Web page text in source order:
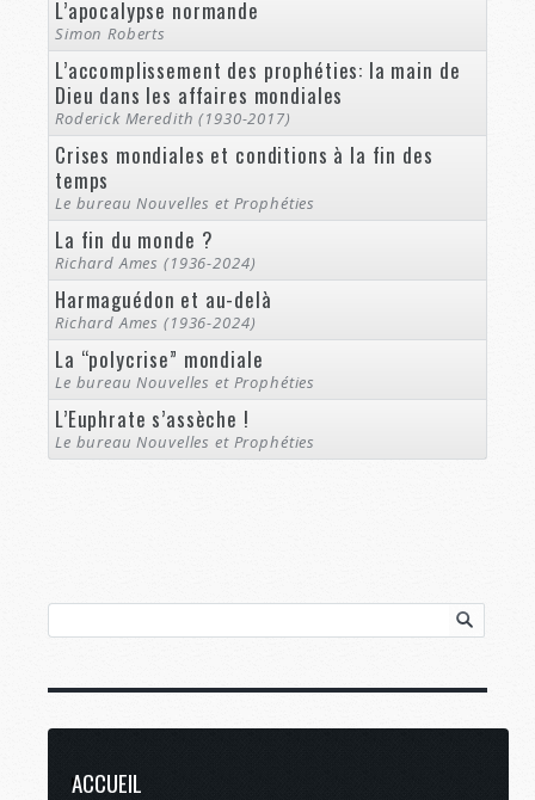
L’apocalypse normande
Simon Roberts
L’accomplissement des prophéties: la main de
Dieu dans les affaires mondiales
Roderick Meredith (1930-2017)
Crises mondiales et conditions à la fin des
temps
Le bureau Nouvelles et Prophéties
La fin du monde ?
Richard Ames (1936-2024)
Harmaguédon et au-delà
Richard Ames (1936-2024)
La “polycrise” mondiale
Le bureau Nouvelles et Prophéties
L’Euphrate s’assèche !
Le bureau Nouvelles et Prophéties
ACCUEIL